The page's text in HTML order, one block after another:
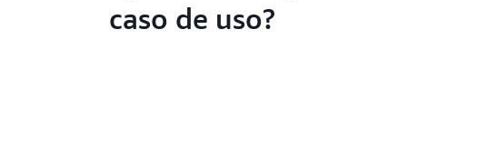
caso de uso?